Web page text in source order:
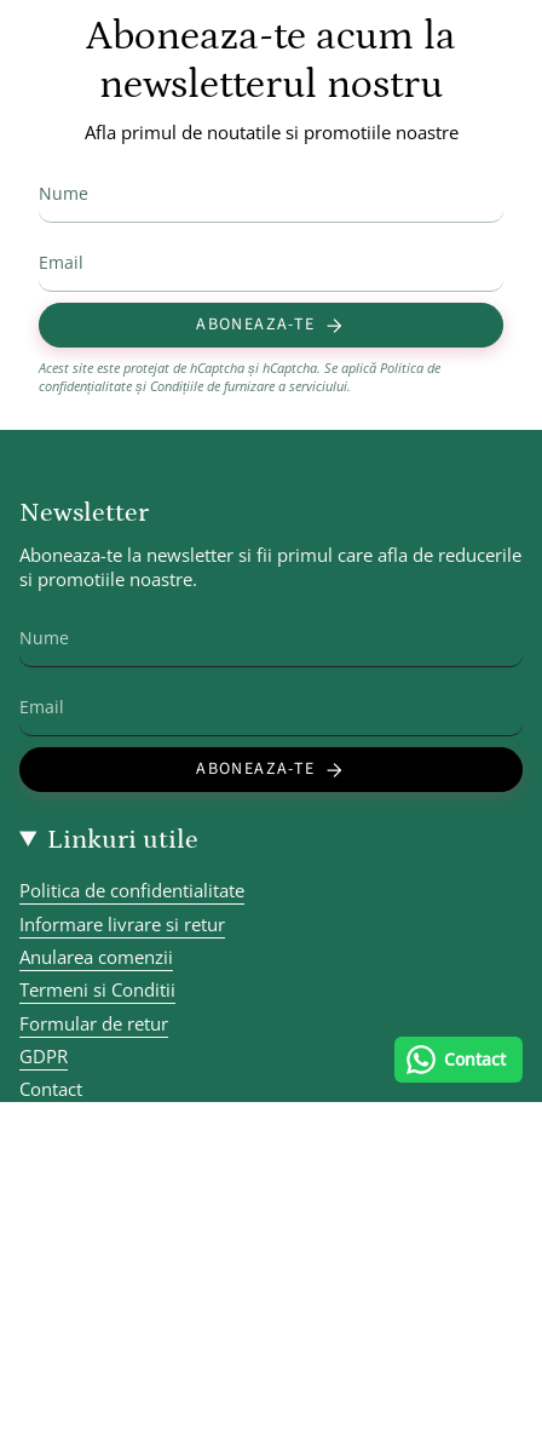
Aboneaza-te acum la
newsletterul nostru
Afla primul de noutatile si promotiile noastre
ABONEAZA-TE
Acest site este protejat de hCaptcha și hCaptcha. Se aplică Politica de
confidențialitate și Condițiile de furnizare a serviciului.
Newsletter
Aboneaza-te la newsletter si fii primul care afla de reducerile
si promotiile noastre.
ABONEAZA-TE
Linkuri utile
Politica de confidentialitate
Informare livrare si retur
Anularea comenzii
Termeni si Conditii
Formular de retur
GDPR
Contact
Contact